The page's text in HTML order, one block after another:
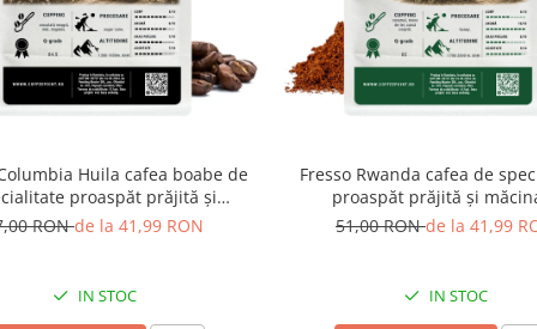
Huila cafea boabe de
proaspăt prăjită și
decofeinizată
RONde la 41,99 RON
IN STOC
Fresso Rwanda cafea de
proaspăt prăjită și
51,00 RONde la 41,99
IN STOC